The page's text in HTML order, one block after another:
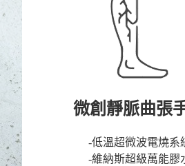
微創靜脈曲張
-低溫超微波電燒系
-維納斯超級萬能膠